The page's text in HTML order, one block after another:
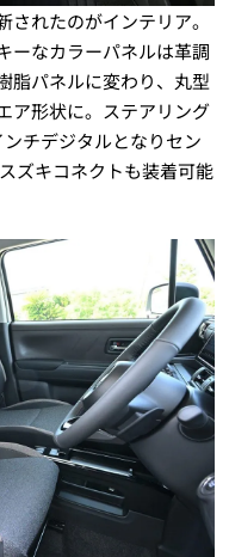
れたのがインテリア。
ーなカラーパネルは革調
脂パネルに変わり、丸型
ア形状に。ステアリング
チデジタルとなりセン
ズキコネクトも装着可能